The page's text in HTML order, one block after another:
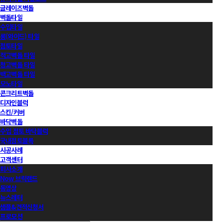
글레이즈벽돌
벽돌타일
수입타일
롱(와이드) 타일
점토타일
적고벽돌 타일
청고벽돌 타일
백고벽돌 타일
모노타일
콘크리트벽돌
디자인블럭
스킨/커버
바닥벽돌
수입 점토 바닥블럭
국내점토블록
시공사례
고객센터
회사소개
Now 브릭랜드
동영상
뉴스레터
샘플&견적신청서
프로모션